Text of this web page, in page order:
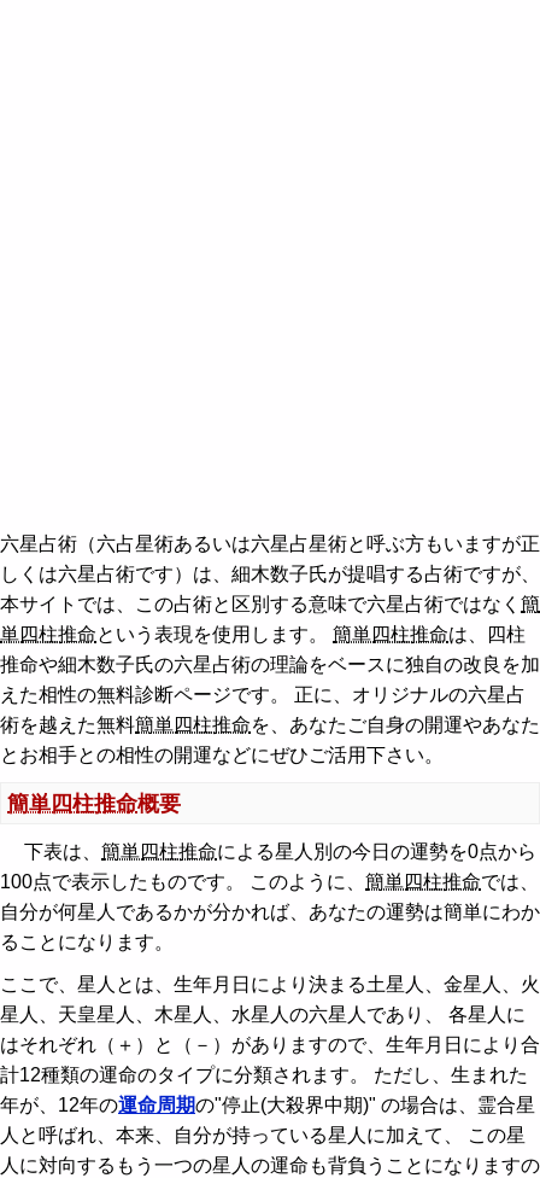
六星占術（六占星術あるいは六星占星術と呼ぶ方もいますが正
しくは六星占術です）は、細木数子氏が提唱する占術ですが、
本サイトでは、この占術と区別する意味で六星占術ではなく 簡
単四柱推命という表現を使用します。 簡単四柱推命は、四柱
推命や細木数子氏の六星占術の理論をベースに独自の改良を加
えた相性の無料診断ページです。 正に、オリジナルの六星占
術を越えた無料簡単四柱推命を、あなたご自身の開運やあなた
とお相手との相性の開運などにぜひご活用下さい。
簡単四柱推命概要
下表は、 簡単四柱推命による星人別の今日の運勢を0点から
100点で表示したものです。 このように、 簡単四柱推命では、
自分が何星人であるかが分かれば、あなたの運勢は簡単にわか
ることになります。
ここで、星人とは、生年月日により決まる土星人、金星人、火
星人、天皇星人、木星人、水星人の六星人であり、 各星人に
はそれぞれ（＋）と（－）がありますので、生年月日により合
計12種類の運命のタイプに分類されます。 ただし、生まれた
年が、12年の運命周期の"停止(大殺界中期)" の場合は、霊合星
人と呼ばれ、本来、自分が持っている星人に加えて、 この星
人に対向するもう一つの星人の運命も背負うことになりますの